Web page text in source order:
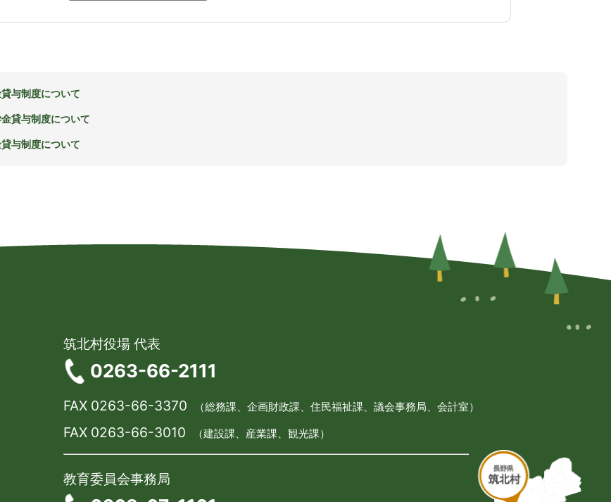
与制度について
貸与制度について
与制度について
筑北村役場 代表
0263-66-2111
FAX 0263-66-3370 （総務課、企画財政課、住民福祉課、議会事務局、会計室）
FAX 0263-66-3010 （建設課、産業課、観光課）
教育委員会事務局